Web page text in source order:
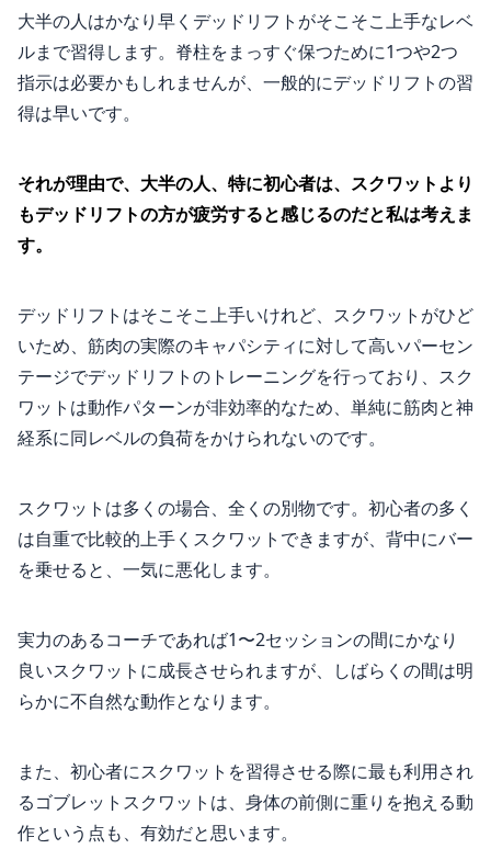
大半の人はかなり早くデッドリフトがそこそこ上手なレベ
ルまで習得します。脊柱をまっすぐ保つために1つや2つ
指示は必要かもしれませんが、一般的にデッドリフトの習
得は早いです。
それが理由で、大半の人、特に初心者は、スクワットより
もデッドリフトの方が疲労すると感じるのだと私は考えま
す。
デッドリフトはそこそこ上手いけれど、スクワットがひど
いため、筋肉の実際のキャパシティに対して高いパーセン
テージでデッドリフトのトレーニングを行っており、スク
ワットは動作パターンが非効率的なため、単純に筋肉と神
経系に同レベルの負荷をかけられないのです。
スクワットは多くの場合、全くの別物です。初心者の多く
は自重で比較的上手くスクワットできますが、背中にバー
を乗せると、一気に悪化します。
実力のあるコーチであれば1〜2セッションの間にかなり
良いスクワットに成長させられますが、しばらくの間は明
らかに不自然な動作となります。
また、初心者にスクワットを習得させる際に最も利用され
るゴブレットスクワットは、身体の前側に重りを抱える動
作という点も、有効だと思います。